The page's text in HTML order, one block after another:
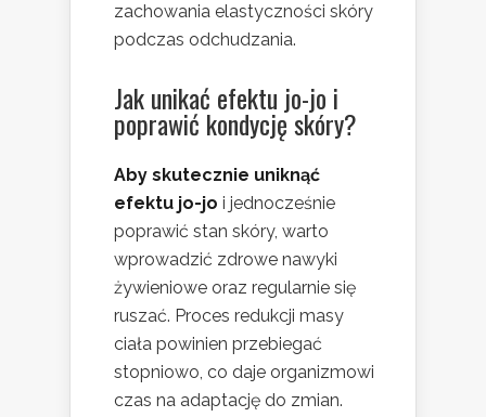
zachowania elastyczności skóry
podczas odchudzania.
Jak unikać efektu jo-jo i
poprawić kondycję skóry?
Aby skutecznie uniknąć
efektu jo-jo i jednocześnie
poprawić stan skóry, warto
wprowadzić zdrowe nawyki
żywieniowe oraz regularnie się
ruszać. Proces redukcji masy
ciała powinien przebiegać
stopniowo, co daje organizmowi
czas na adaptację do zmian.